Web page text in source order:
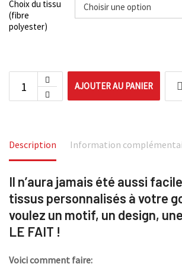
Choix du tissu
(fibre
polyester)
AJOUTER AU PANIER
Description Information
Il n’aura jamais été aussi
tissus personnalisés à votre
voulez un motif, un design,
LE FAIT !
Voici comment faire: